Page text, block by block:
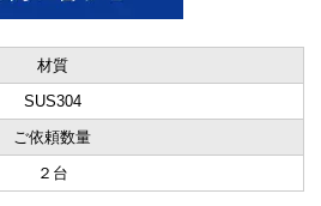
材質
SUS304
ご依頼数量
２台